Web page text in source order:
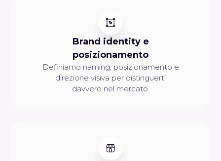
Brand identity e
posizionamento
Definiamo naming, posizionamento e
direzione visiva per distinguerti
davvero nel mercato.